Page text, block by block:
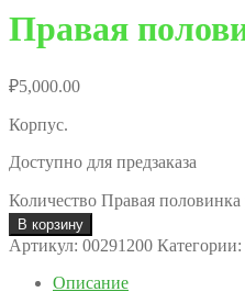
Правая
₽5,000.00
Корпус.
Доступно для предзаказа
Количество Правая
В корзину
Артикул: 00291200 Категории:
Описание